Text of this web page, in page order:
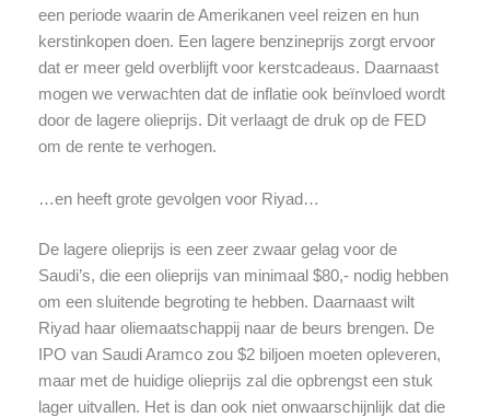
een periode waarin de Amerikanen veel reizen en hun
kerstinkopen doen. Een lagere benzineprijs zorgt ervoor
dat er meer geld overblijft voor kerstcadeaus. Daarnaast
mogen we verwachten dat de inflatie ook beïnvloed wordt
door de lagere olieprijs. Dit verlaagt de druk op de FED
om de rente te verhogen.
…en heeft grote gevolgen voor Riyad…
De lagere olieprijs is een zeer zwaar gelag voor de
Saudi’s, die een olieprijs van minimaal $80,- nodig hebben
om een sluitende begroting te hebben. Daarnaast wilt
Riyad haar oliemaatschappij naar de beurs brengen. De
IPO van Saudi Aramco zou $2 biljoen moeten opleveren,
maar met de huidige olieprijs zal die opbrengst een stuk
lager uitvallen. Het is dan ook niet onwaarschijnlijk dat die